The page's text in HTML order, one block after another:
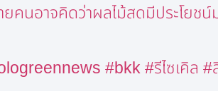
ยคนอาจคิดว่าผลไม้สดมีประโยช
#bkk #รีไซเคิล #